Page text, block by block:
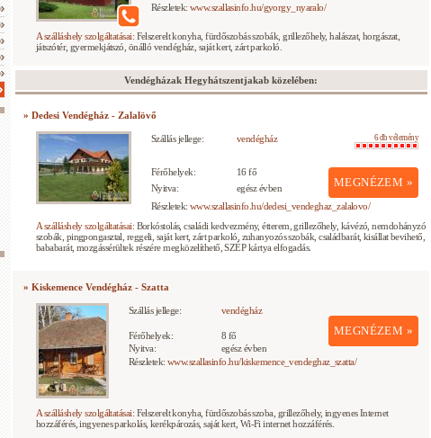
Részletek: www.szallasinfo.hu/gyorgy_nyaralo/
A szálláshely szolgáltatásai: Felszerelt konyha, fürdőszobás szobák, grillezőhely, halászat, horgászat,
játszótér, gyermekjátszó, önálló vendégház, saját kert, zárt parkoló.
Vendégházak Hegyhátszentjakab közelében:
» Dedesi Vendégház - Zalalövő
Szállás jellege: vendégház 6 db vélemény
MEGNÉZEM »
Férőhelyek:
16 fő
Nyitva:
egész évben
Részletek: www.szallasinfo.hu/dedesi_vendeghaz_zalalovo/
A szálláshely szolgáltatásai: Borkóstolás, családi kedvezmény, étterem, grillezőhely, kávézó, nemdohányzó
szobák, pingpongasztal, reggeli, saját kert, zárt parkoló, zuhanyozós szobák, családbarát, kisállat bevihető,
bababarát, mozgássérültek részére megközelíthető, SZÉP kártya elfogadás.
» Kiskemence Vendégház - Szatta
Szállás jellege: vendégház
MEGNÉZEM »
Férőhelyek:
8 fő
Nyitva:
egész évben
Részletek: www.szallasinfo.hu/kiskemence_vendeghaz_szatta/
A szálláshely szolgáltatásai: Felszerelt konyha, fürdőszobás szoba, grillezőhely, ingyenes Internet
hozzáférés, ingyenes parkolás, kerékpározás, saját kert, Wi-Fi internet hozzáférés.